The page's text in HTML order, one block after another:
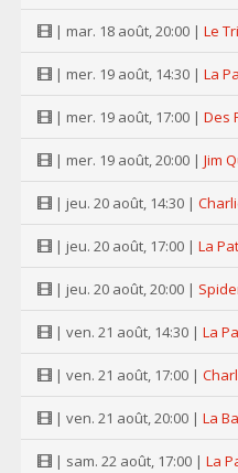
| mar. 18 août, 20:00 | Le
| mer. 19 août, 14:30 | La
| mer. 19 août, 17:00 | Des
| mer. 19 août, 20:00 | Jim
| jeu. 20 août, 14:30 |
| jeu. 20 août, 17:00 | La
| jeu. 20 août, 20:00 |
| ven. 21 août, 14:30 | La
| ven. 21 août, 17:00 |
| ven. 21 août, 20:00 | La
| sam. 22 août, 17:00 | La